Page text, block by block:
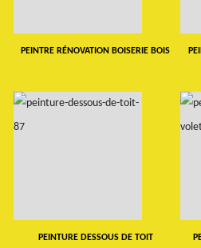
PEINTRE RÉNOVATION BOISERIE BOIS
PEINTURE DESSOUS DE TOIT